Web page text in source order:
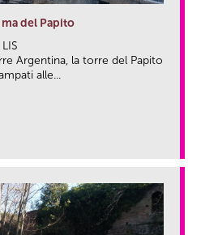
del Papito
Argentina, la torre del Papito
alle...